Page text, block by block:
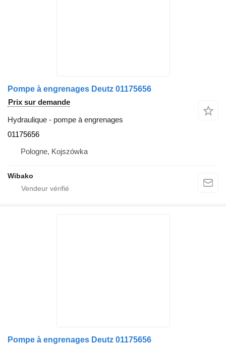
Pompe à engrenages Deutz 01175656
Prix sur demande
Hydraulique - pompe à engrenages
01175656
Pologne, Kojszówka
Wibako
Pompe à engrenages Deutz 01175656